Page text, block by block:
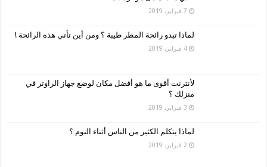
7 فبراير، 2019
لماذا تبدو رائحة المطر طيبة ؟ ومن أين تأتي هذه الرائحة !
4 فبراير، 2019
لأنترنت أقوى ما هو أفضل مكان لوضع جهاز الراوتر في
منزلك ؟
3 فبراير، 2019
لماذا يتكلم الكثير من الناس أثناء النوم ؟
2 فبراير، 2019